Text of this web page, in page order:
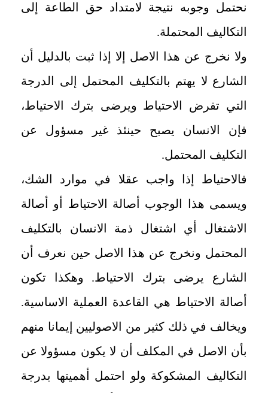
نحتمل وجوبه نتيجة لامتداد حق الطاعة إلى
التكاليف المحتملة.
ولا نخرج عن هذا الاصل إلا إذا ثبت بالدليل أن
الشارع لا يهتم بالتكليف المحتمل إلى الدرجة
التي تفرض الاحتياط ويرضى بترك الاحتياط،
فإن الانسان يصبح حينئذ غير مسؤول عن
التكليف المحتمل.
فالاحتياط إذا واجب عقلا في موارد الشك،
ويسمى هذا الوجوب أصالة الاحتياط أو أصالة
الاشتغال أي اشتغال ذمة الانسان بالتكليف
المحتمل ونخرج عن هذا الاصل حين نعرف أن
الشارع يرضى بترك الاحتياط. وهكذا تكون
أصالة الاحتياط هي القاعدة العملية الاساسية.
ويخالف في ذلك كثير من الاصوليين إيمانا منهم
بأن الاصل في المكلف أن لا يكون مسؤولا عن
التكاليف المشكوكة ولو احتمل أهميتها بدرجة